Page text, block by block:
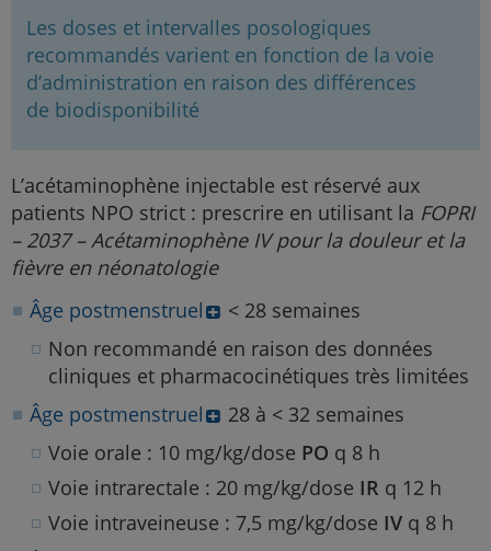
Les doses et intervalles posologiques
recommandés varient en fonction de la voie
d’administration en raison des différences
de biodisponibilité
L’acétaminophène injectable est réservé aux
patients NPO strict : prescrire en utilisant la FOPRI
– 2037 – Acétaminophène IV pour la douleur et la
fièvre en néonatologie
Âge postmenstruel
< 28 semaines
Non recommandé en raison des données
cliniques et pharmacocinétiques très limitées
Âge postmenstruel
28 à < 32 semaines
Voie orale : 10 mg/kg/dose PO q 8 h
Voie intrarectale : 20 mg/kg/dose IR q 12 h
Voie intraveineuse : 7,5 mg/kg/dose IV q 8 h